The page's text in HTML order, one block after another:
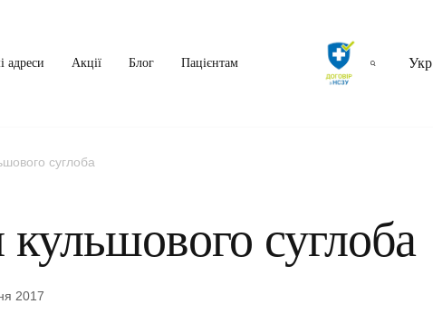
адреси Акції Блог Пацієнтам Укр
суглоба
кульшового суглоба
2017